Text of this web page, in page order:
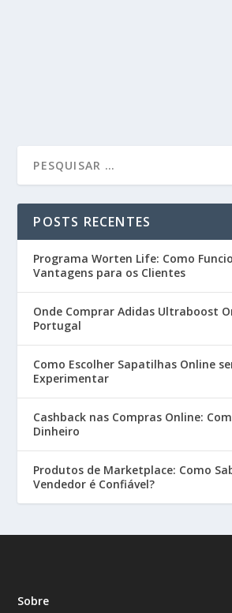
POSTS RECENTES
Programa Worten Life: Como
Vantagens para os Clientes
Onde Comprar Adidas Ultraboost
Portugal
Como Escolher Sapatilhas Online
Experimentar
Cashback nas Compras Online:
Dinheiro
Produtos de Marketplace: Como
Vendedor é Confiável?
Sobre